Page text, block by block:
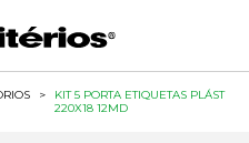
>
KIT 5 PORTA ETIQUETAS PLÁST
220X18 12MD